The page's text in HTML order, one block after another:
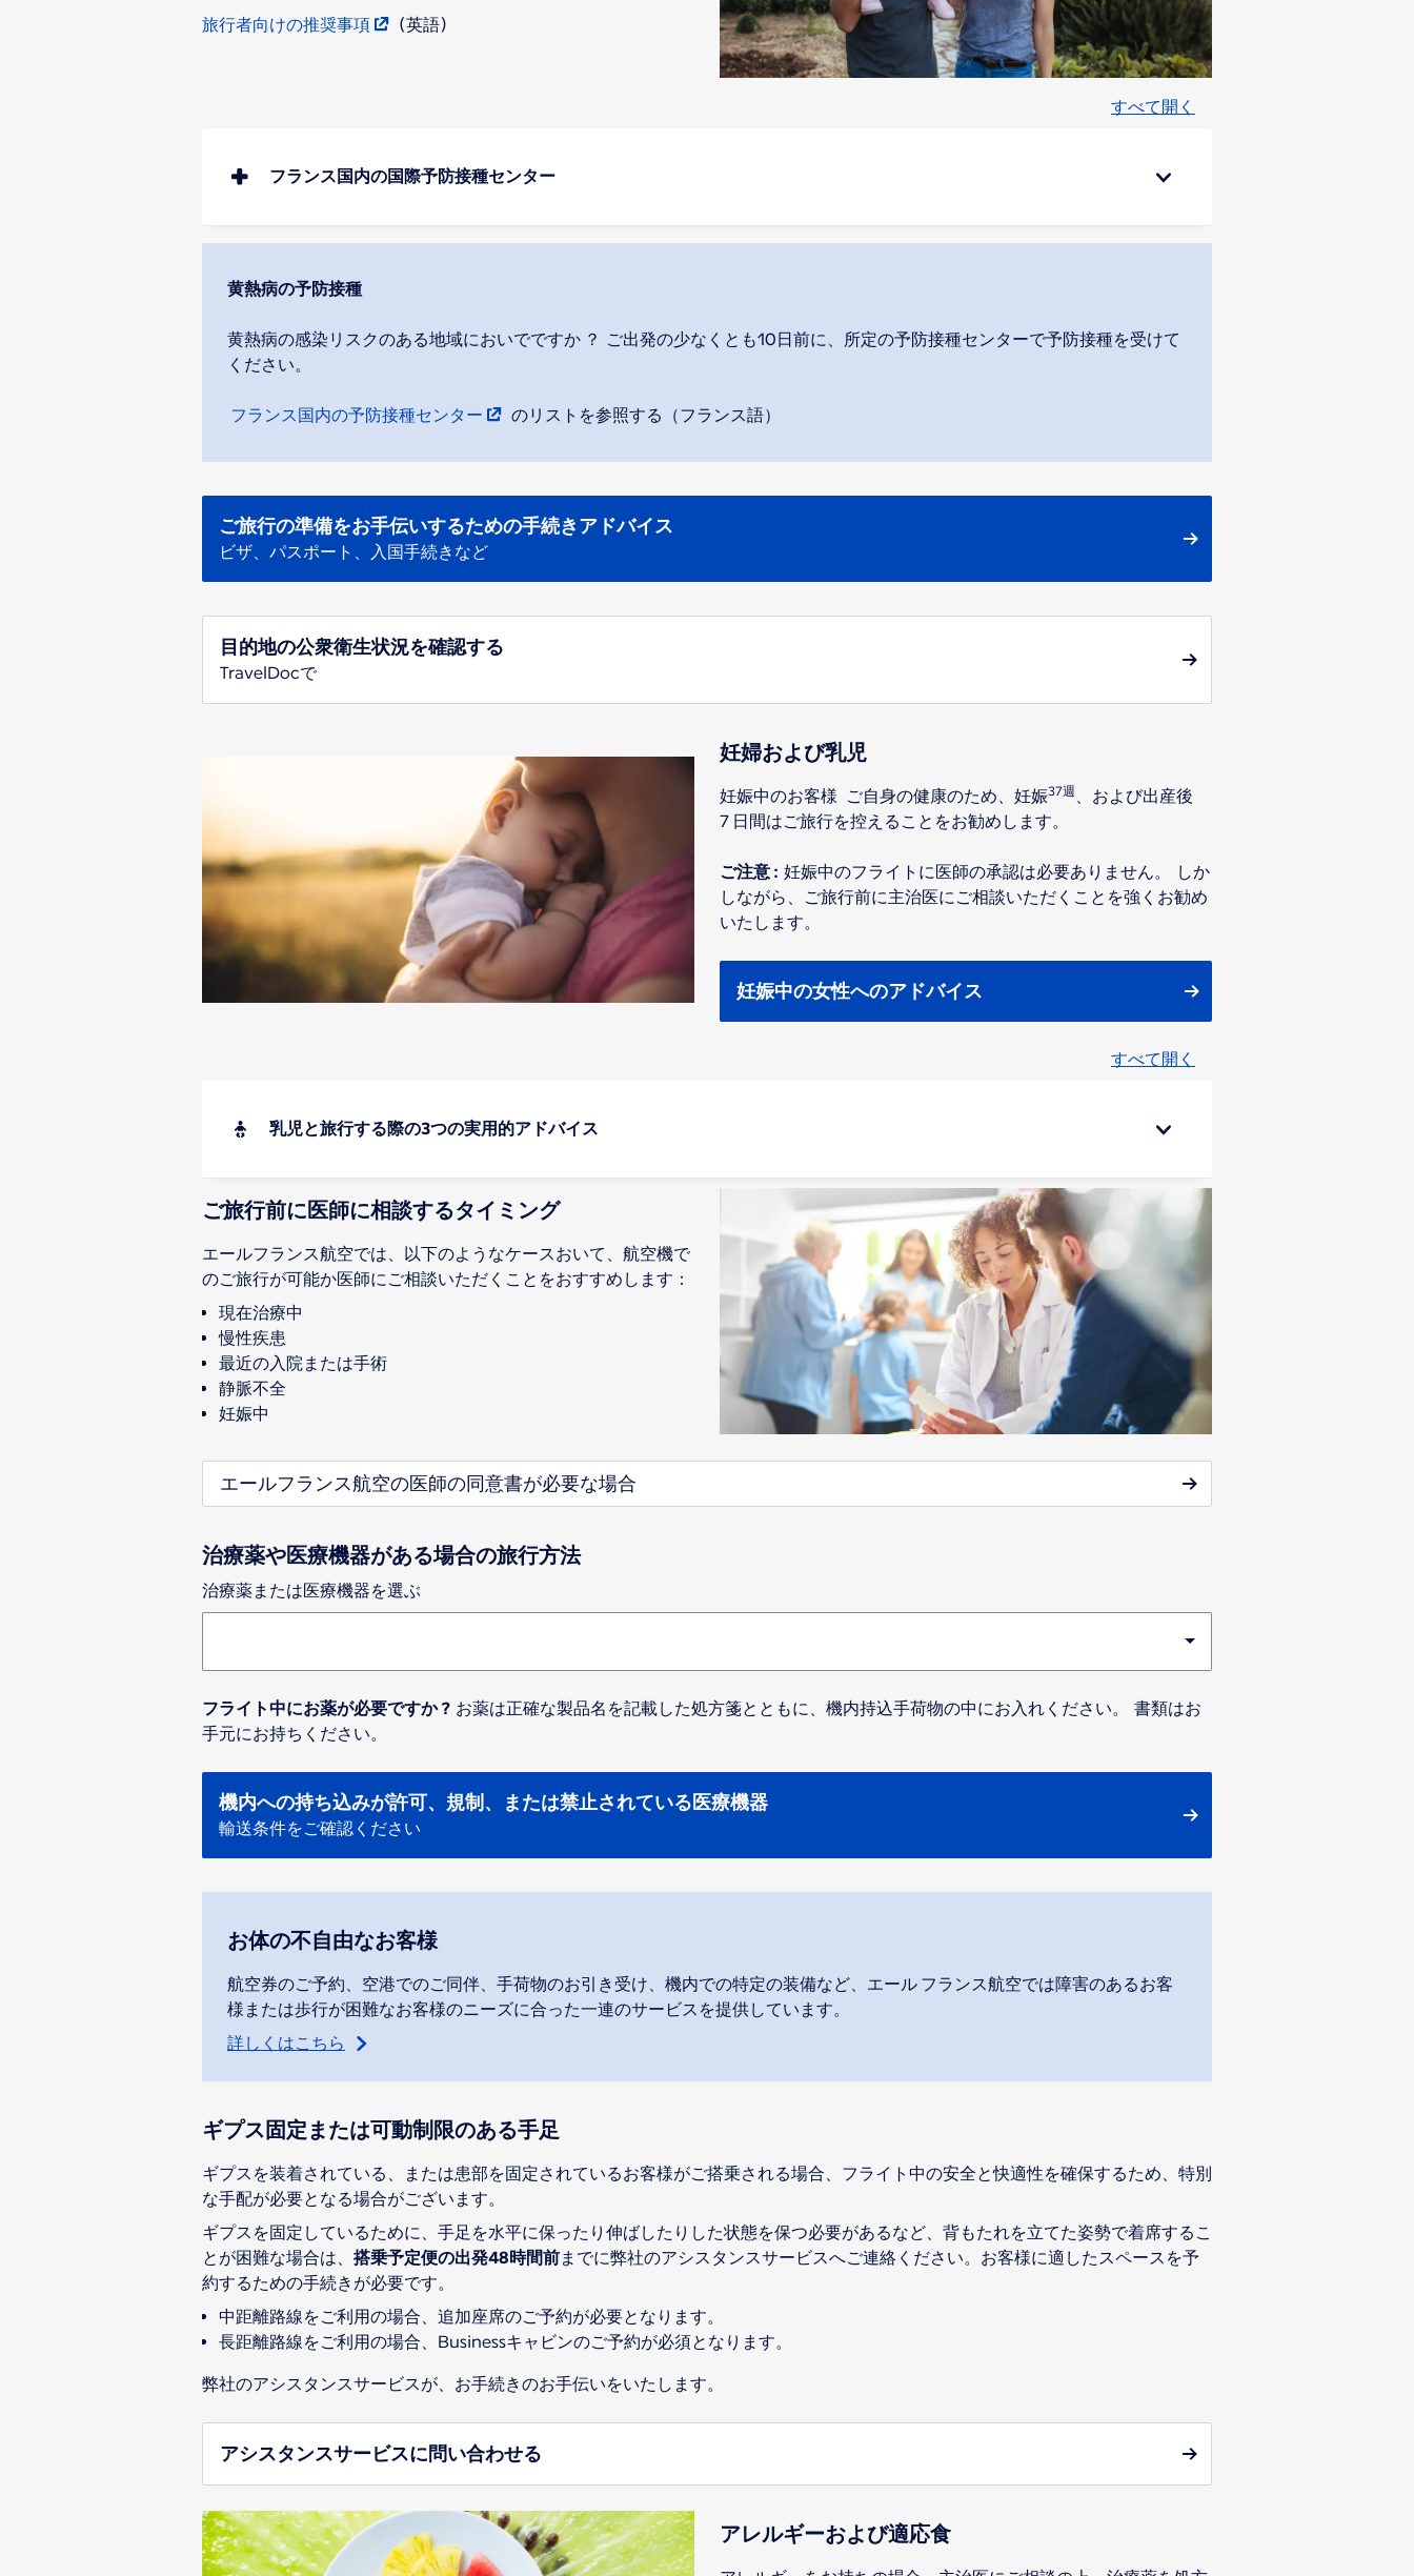
旅行者向けの推奨事項 (英語)
すべて開く
フランス国内の国際予防接種センター
黄熱病の予防接種
黄熱病の感染リスクのある地域においでですか ？ ご出発の少なくとも10日前に、所定の予防接種センターで予防接種を受けて
ください。
フランス国内の予防接種センター のリストを参照する（フランス語）
ご旅行の準備をお手伝いするための手続きアドバイス
ビザ、パスポート、入国手続きなど
目的地の公衆衛生状況を確認する
TravelDocで
妊婦および乳児
妊娠中のお客様 ご自身の健康のため、妊娠37週 、および出産後
7 日間はご旅行を控えることをお勧めします。
ご注意 : 妊娠中のフライトに医師の承認は必要ありません。 しか
しながら、ご旅行前に主治医にご相談いただくことを強くお勧め
いたします。
妊娠中の女性へのアドバイス
すべて開く
乳児と旅行する際の3つの実用的アドバイス
ご旅行前に医師に相談するタイミング
エールフランス航空では、以下のようなケースおいて、航空機で
のご旅行が可能か医師にご相談いただくことをおすすめします：
現在治療中
慢性疾患
最近の入院または手術
静脈不全
妊娠中
エールフランス航空の医師の同意書が必要な場合
治療薬や医療機器がある場合の旅行方法
治療薬または医療機器を選ぶ
フライト中にお薬が必要ですか ? お薬は正確な製品名を記載した処方箋とともに、機内持込手荷物の中にお入れください。 書類はお
手元にお持ちください。
機内への持ち込みが許可、規制、または禁止されている医療機器
輸送条件をご確認ください
お体の不自由なお客様
航空券のご予約、空港でのご同伴、手荷物のお引き受け、機内での特定の装備など、エール フランス航空では障害のあるお客
様または歩行が困難なお客様のニーズに合った一連のサービスを提供しています。
詳しくはこちら
ギプス固定または可動制限のある手足
ギプスを装着されている、または患部を固定されているお客様がご搭乗される場合、フライト中の安全と快適性を確保するため、特別
な手配が必要となる場合がございます。
ギプスを固定しているために、手足を水平に保ったり伸ばしたりした状態を保つ必要があるなど、背もたれを立てた姿勢で着席するこ
とが困難な場合は、 搭乗予定便の出発48時間前までに弊社のアシスタンスサービスへご連絡ください。お客様に適したスペースを予
約するための手続きが必要です。
中距離路線をご利用の場合、追加座席のご予約が必要となります。
長距離路線をご利用の場合、Businessキャビンのご予約が必須となります。
弊社のアシスタンスサービスが、お手続きのお手伝いをいたします。
アシスタンスサービスに問い合わせる
アレルギーおよび適応食